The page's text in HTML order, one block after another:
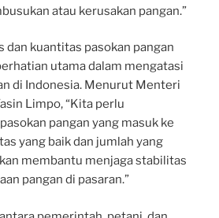
atau kerusakan pangan.”
dan kuantitas pasokan pangan
utama dalam mengatasi
di Indonesia. Menurut Menteri
Limpo, “Kita perlu
pangan yang masuk ke
yang baik dan jumlah yang
membantu menjaga stabilitas
pangan di pasaran.”